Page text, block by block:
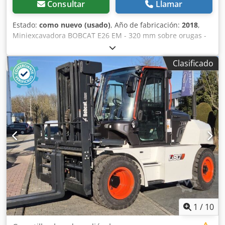
Consultar Llamar
Estado: como nuevo (usado), Año de fabricación: 2018,
Miniexcavadora BOBCAT E26 EM - 320 mm sobre orugas -
año de fabricación 2018 - 2660 meses Motor Fabricante del
motor Kubota Potencia del motor 15,3 (a 2400 rpm) kW
Modelo del motor D1105-E2B-BCZ-2 Tipo de combustible
Diesel Número de cilindros 3 Cilindrada 1,123 litros
Cedpfxjtwwr Ro Acaorf Par motor 71,2 Nm Agua de
refrigeración Dimensiones Altura total 2357 mm Altura
libre al suelo 532 mm Anchura (mín./máx. en función del
ancho de vía) 1398 mm 320 mm de ancho de vía Pesos
Presión sobre el suelo Presión geoestática 33,5 kPa Peso
operativo con bastidor de protección 3069 kg Peso
operativo con cabina cerrada y calefactada 3188 kg
Sistema hidráulico Capacidad de la bomba 2 x 28,8 l/min
Presión de descompresión de los circuitos conectados 290
bar Caudal auxiliar 48 l/min Tracción Capacidad de
ascenso 30 ° Velocidad baja (avance/retroceso) 2,4 km/h
Alta velocidad (avance/retroceso) 4,6 km/h Capacidad
Profundidad máxima de excavación (pluma estándar y
Clasificado
1 / 10